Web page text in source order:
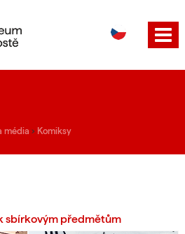
EN
média › Komiksy
sbírkovým předmětům